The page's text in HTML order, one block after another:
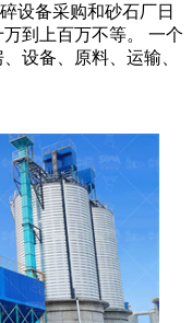
设备采购和砂石厂日
到上百万不等。 一个
设备、原料、运输、